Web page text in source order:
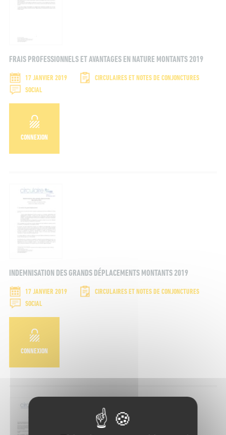
FRAIS PROFESSIONNELS ET AVANTAGES EN NATURE MONTANTS 2019
17 JANVIER 2019
CIRCULAIRES ET NOTES DE CONJONCTURES
SOCIAL
CONNEXION
INDEMNISATION DES GRANDS DÉPLACEMENTS MONTANTS 2019
17 JANVIER 2019
CIRCULAIRES ET NOTES DE CONJONCTURES
SOCIAL
CONNEXION